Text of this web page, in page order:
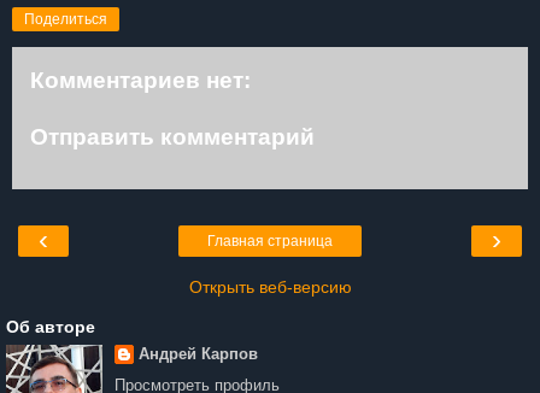
Поделиться
Комментариев нет:
Отправить комментарий
‹ ›
Главная страница
Открыть веб-версию
Об авторе
Андрей Карпов
Просмотреть профиль